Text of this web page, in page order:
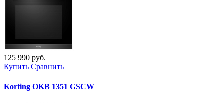
125 990 руб.
Купить Сравнить
Korting OKB 1351 GSCW